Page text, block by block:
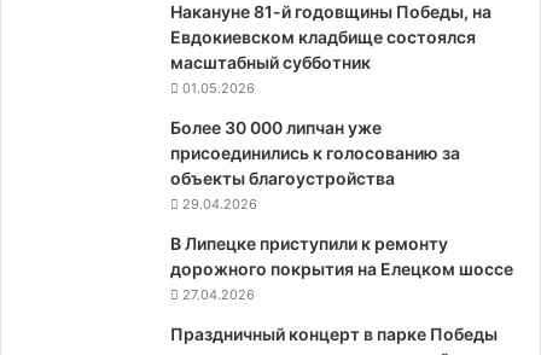
Накануне 81-й годовщины Победы, на
Евдокиевском кладбище состоялся
масштабный субботник
01.05.2026
Более 30 000 липчан уже
присоединились к голосованию за
объекты благоустройства
29.04.2026
В Липецке приступили к ремонту
дорожного покрытия на Елецком шоссе
27.04.2026
Праздничный концерт в парке Победы